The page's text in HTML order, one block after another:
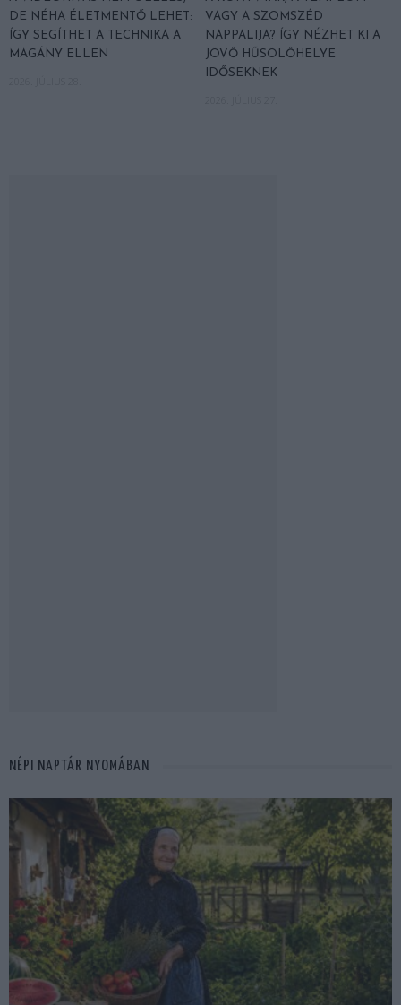
DE NÉHA ÉLETMENTŐ LEHET:
ÍGY SEGÍTHET A TECHNIKA A
MAGÁNY ELLEN
VAGY A SZOMSZÉD
NAPPALIJA? ÍGY NÉZHET KI A
JÖVŐ HŰSÖLŐHELYE
IDŐSEKNEK
NÉPI NAPTÁR NYOMÁBAN